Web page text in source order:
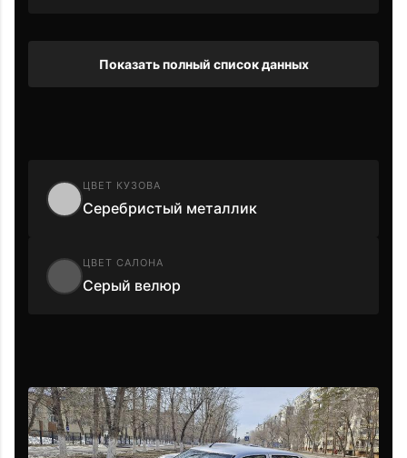
Показать полный список данных
ЦВЕТ КУЗОВА
Серебристый металлик
ЦВЕТ САЛОНА
Серый велюр